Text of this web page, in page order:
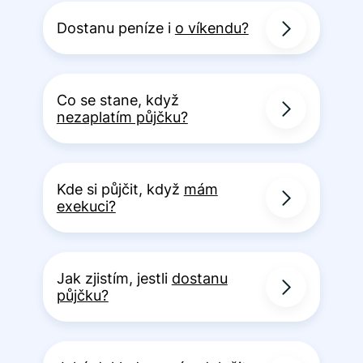
Dostanu peníze i o víkendu?
Co se stane, když
nezaplatím půjčku?
Kde si půjčit, když mám
exekuci?
Jak zjistím, jestli dostanu
půjčku?